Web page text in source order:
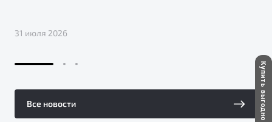
31 июля 2026
Все новости Купить выгодно